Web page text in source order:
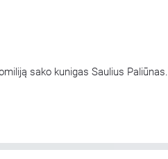
sako kunigas Saulius